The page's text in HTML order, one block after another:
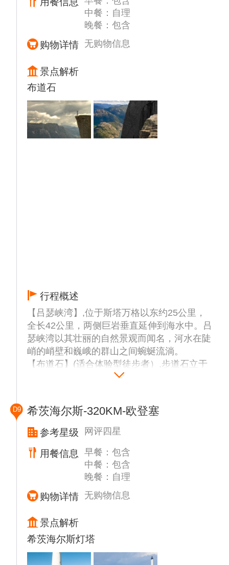
子里不通车辆，没有小商贩，只有零星的几家
画廊。家家的窗口都摆着各种小装饰，慵懒的
猫咪斜你一眼又扭头睡去，满满的小清新气
息。
中餐：自理
晚餐：包含
购物详情 无购物信息
景点解析
布道石
行程概述
【吕瑟峡湾】,位于斯塔万格以东约25公里，
全长42公里，两侧巨岩垂直延伸到海水中。吕
瑟峡湾以其壮丽的自然景观而闻名，河水在陡
峭的峭壁和巍峨的群山之间蜿蜒流淌。
【布道石】(适合体验型徒步者）,步道石立于
吕瑟峡湾中部，悬崖高604米，顶部是一块25
是非常出片。徒步往返约8公里，需3-6小时，
可俯瞰壮丽的峡湾景色。
根据邮轮时刻前往码头，准备前往丹麦。
D9 希茨海尔斯-320KM-欧登塞
参考星级 网评四星
用餐信息
早餐：包含
中餐：包含
晚餐：自理
购物详情 无购物信息
景点解析
希茨海尔斯灯塔